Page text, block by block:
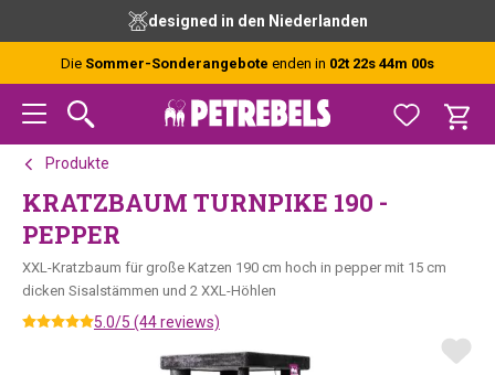
content
designed in den Niederlanden
Die Sommer-Sonderangebote enden in 02t 22s 44m 00s
Produkte
KRATZBAUM TURNPIKE 190 -
PEPPER
XXL-Kratzbaum für große Katzen 190 cm hoch in pepper mit 15 cm
dicken Sisalstämmen und 2 XXL-Höhlen
5.0/5 (44 reviews)